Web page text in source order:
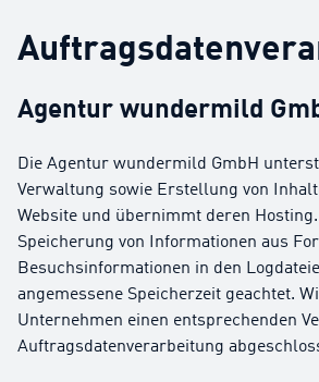
Agentur wundermild
Die Agentur wundermild GmbH
Verwaltung sowie Erstellung von
Website und übernimmt deren
Speicherung von Informationen aus
Besuchsinformationen in den
angemessene Speicherzeit geachtet.
Unternehmen einen entsprechenden
Auftragsdatenverarbeitung